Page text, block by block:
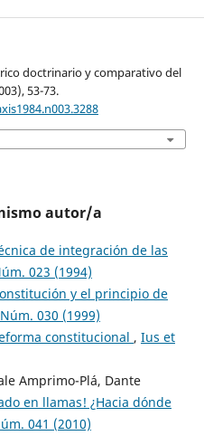
doctrinario y comparativo del
53-73.
autor/a
de integración de las
023 (1994)
y el principio de
030 (1999)
constitucional , Ius et
Amprimo-Plá, Dante
en llamas! ¿Hacia dónde
041 (2010)